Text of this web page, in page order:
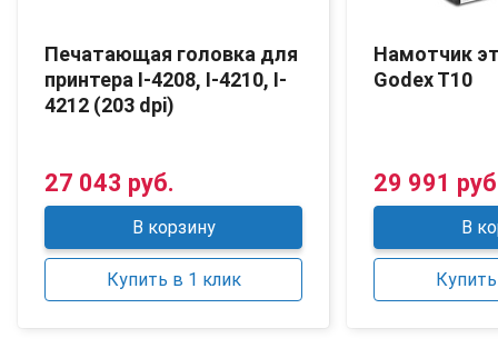
Печатающая головка для
принтера I-4208, I-4210, I-
4212 (203 dpi)
27 043 руб.
В корзину
Купить в 1 клик
Намотчик
Godex T10
29 991
В